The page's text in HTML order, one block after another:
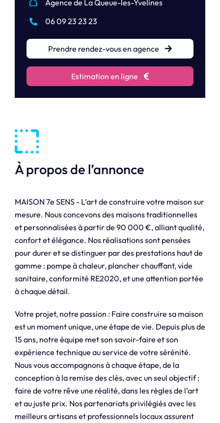
Agence de La Queue-les-Yvelines
06 09 23 23 23
Prendre rendez-vous en agence
Estimation en ligne
À propos de l’annonce
MAISON 7e SENS - L’art de construire votre maison sur
mesure. Nous concevons des maisons traditionnelles
et personnalisées à partir de 90 000 €, alliant qualité,
confort et élégance. Nos réalisations sont pensées
pour durer et se distinguer par des prestations haut de
gamme : pompe à chaleur, plancher chauffant, vide
sanitaire, conformité RE2020, et une attention portée
à chaque détail.
Votre projet, notre passion : Faire construire sa maison
est un moment unique, une étape de vie. Depuis plus de
15 ans, notre équipe met son savoir-faire et son
expérience technique au service de votre sérénité.
Nous vous accompagnons à chaque étape, de la
conception à la remise des clés, avec un seul objectif :
faire de votre rêve une réalité, dans les règles de l’art
et au juste prix. Nos partenariats privilégiés avec les
meilleurs artisans et professionnels locaux assurent